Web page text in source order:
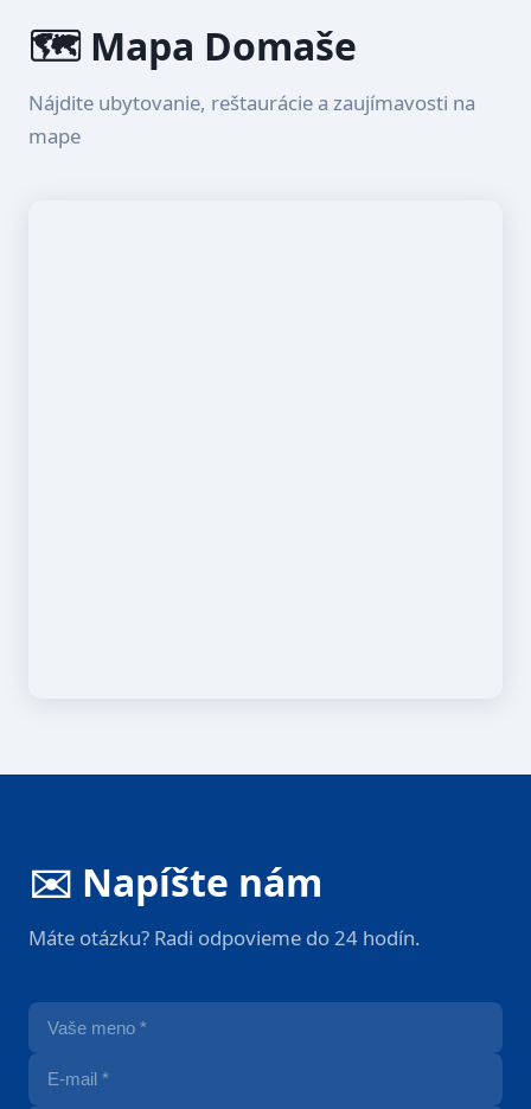
🗺️ Mapa Domaše
Nájdite ubytovanie, reštaurácie a zaujímavosti na
mape
✉️ Napíšte nám
Máte otázku? Radi odpovieme do 24 hodín.